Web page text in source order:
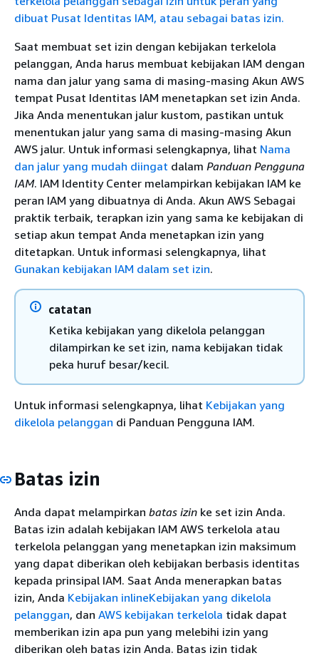
dibuat Pusat Identitas IAM, atau sebagai batas izin.
Saat membuat set izin dengan kebijakan terkelola
pelanggan, Anda harus membuat kebijakan IAM dengan
nama dan jalur yang sama di masing-masing Akun AWS
tempat Pusat Identitas IAM menetapkan set izin Anda.
Jika Anda menentukan jalur kustom, pastikan untuk
menentukan jalur yang sama di masing-masing Akun
AWS jalur. Untuk informasi selengkapnya, lihat Nama
dan jalur yang mudah diingat dalam Panduan Pengguna
IAM. IAM Identity Center melampirkan kebijakan IAM ke
peran IAM yang dibuatnya di Anda. Akun AWS Sebagai
praktik terbaik, terapkan izin yang sama ke kebijakan di
setiap akun tempat Anda menetapkan izin yang
ditetapkan. Untuk informasi selengkapnya, lihat
Gunakan kebijakan IAM dalam set izin.
catatan
Ketika kebijakan yang dikelola pelanggan
dilampirkan ke set izin, nama kebijakan tidak
peka huruf besar/kecil.
Untuk informasi selengkapnya, lihat Kebijakan yang
dikelola pelanggan di Panduan Pengguna IAM.
Batas izin
Anda dapat melampirkan batas izin ke set izin Anda.
Batas izin adalah kebijakan IAM AWS terkelola atau
terkelola pelanggan yang menetapkan izin maksimum
yang dapat diberikan oleh kebijakan berbasis identitas
kepada prinsipal IAM. Saat Anda menerapkan batas
izin, Anda Kebijakan inlineKebijakan yang dikelola
pelanggan, dan AWS kebijakan terkelola tidak dapat
memberikan izin apa pun yang melebihi izin yang
diberikan oleh batas izin Anda. Batas izin tidak